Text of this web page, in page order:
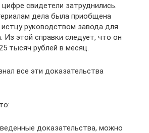
свидетели затруднились.
дела была приобщена
руководством завода для
Из этой справки следует, что он
тысяч рублей в месяц.
все эти доказательства
доказательства, можно